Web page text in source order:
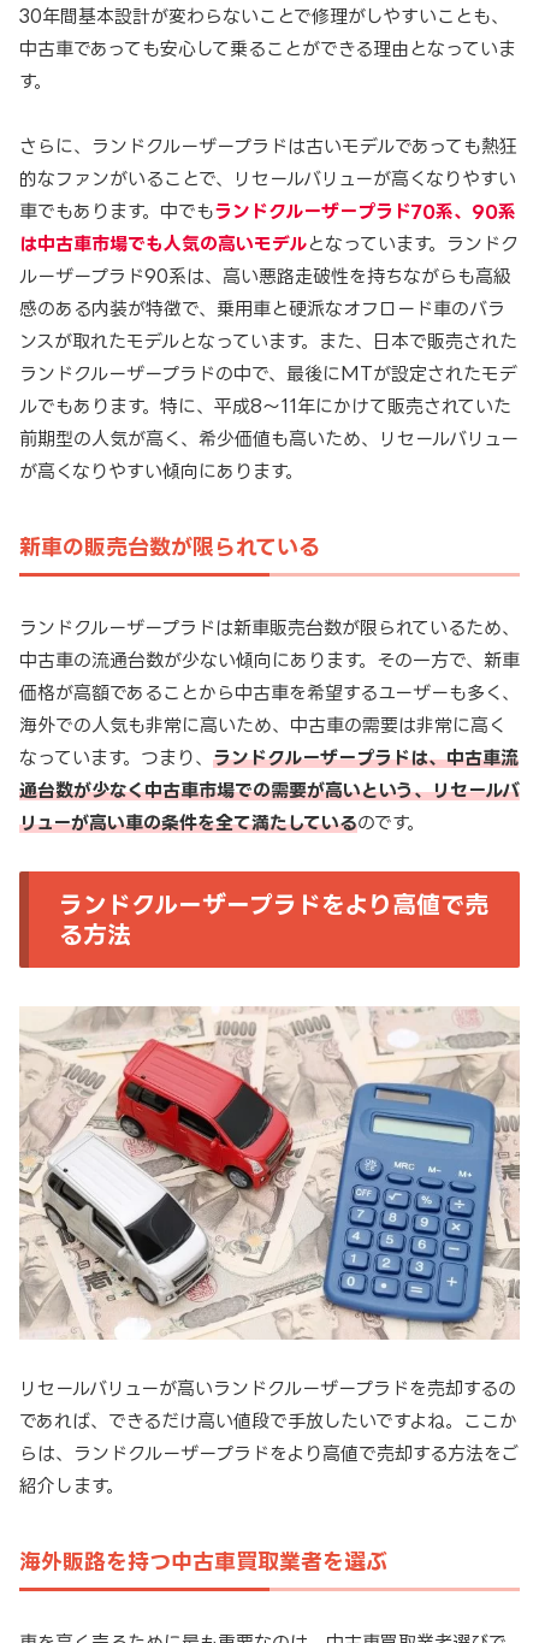
30年間基本設計が変わらないことで修理がしやすいことも、
中古車であっても安心して乗ることができる理由となっていま
す。
さらに、ランドクルーザープラドは古いモデルであっても熱狂
的なファンがいることで、リセールバリューが高くなりやすい
車でもあります。中でもランドクルーザープラド70系、90系
は中古車市場でも人気の高いモデルとなっています。ランドク
ルーザープラド90系は、高い悪路走破性を持ちながらも高級
感のある内装が特徴で、乗用車と硬派なオフロード車のバラ
ンスが取れたモデルとなっています。また、日本で販売された
ランドクルーザープラドの中で、最後にMTが設定されたモデ
ルでもあります。特に、平成8～11年にかけて販売されていた
前期型の人気が高く、希少価値も高いため、リセールバリュー
が高くなりやすい傾向にあります。
新車の販売台数が限られている
ランドクルーザープラドは新車販売台数が限られているため、
中古車の流通台数が少ない傾向にあります。その一方で、新車
価格が高額であることから中古車を希望するユーザーも多く、
海外での人気も非常に高いため、中古車の需要は非常に高く
なっています。つまり、 ランドクルーザープラドは、中古車流
通台数が少なく中古車市場での需要が高いという、リセールバ
リューが高い車の条件を全て満たしているのです。
ランドクルーザープラドをより高値で売
る方法
リセールバリューが高いランドクルーザープラドを売却するの
であれば、できるだけ高い値段で手放したいですよね。ここか
らは、ランドクルーザープラドをより高値で売却する方法をご
紹介します。
海外販路を持つ中古車買取業者を選ぶ